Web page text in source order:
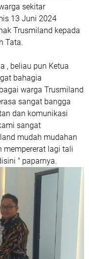
sekitar
13 Juni 2024
Trusmiland kepada
Tata.
, beliau pun Ketua
bahagia
warga Trusmiland
sangat bangga
dan komunikasi
sangat
mudah mudahan
mempererat lagi tali
" paparnya.